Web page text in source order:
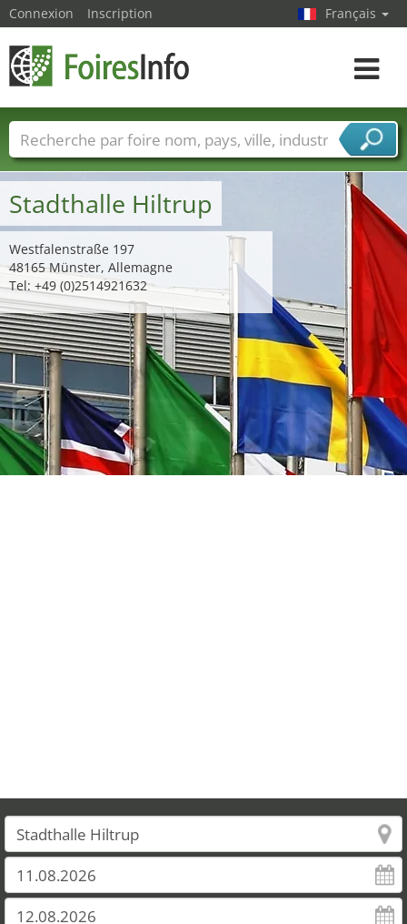
Stadthalle Hiltrup
Westfalenstraße 197
48165 Münster, Allemagne
Tel: +49 (0)2514921632
Connexion Inscription Français
Toggle
Foire noms Pays Villes
Secteurs de foire
Secteurs du fournisseur de services